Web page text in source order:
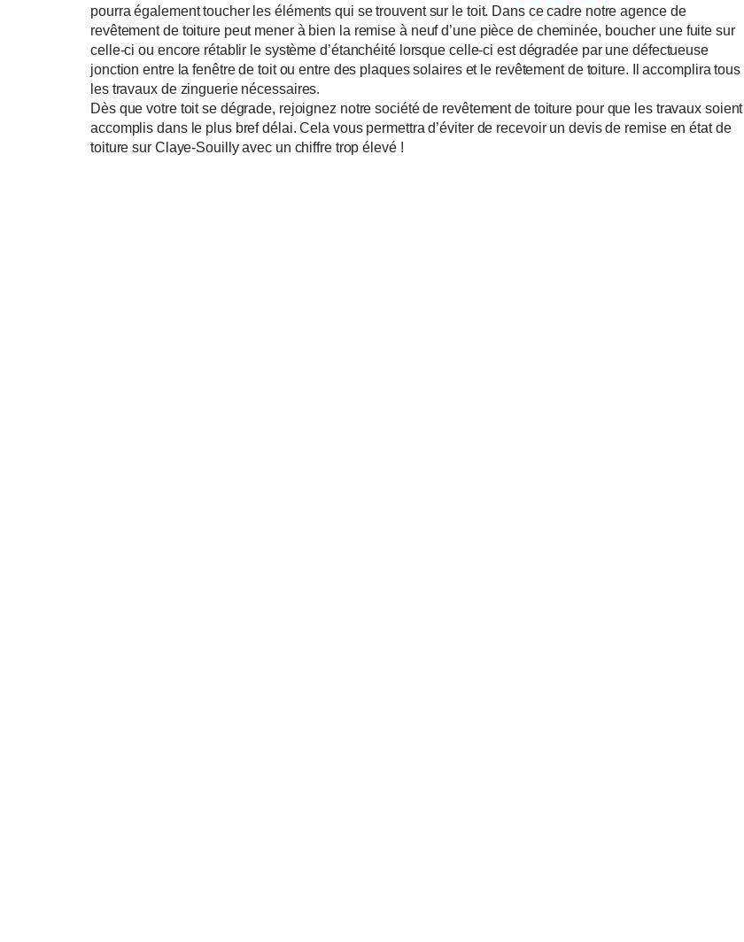
pourra également toucher les éléments qui se trouvent sur le toit. Dans ce cadre notre agence de
revêtement de toiture peut mener à bien la remise à neuf d’une pièce de cheminée, boucher une fuite sur
celle-ci ou encore rétablir le système d’étanchéité lorsque celle-ci est dégradée par une défectueuse
jonction entre la fenêtre de toit ou entre des plaques solaires et le revêtement de toiture. Il accomplira tous
les travaux de zinguerie nécessaires.
Dès que votre toit se dégrade, rejoignez notre société de revêtement de toiture pour que les travaux soient
accomplis dans le plus bref délai. Cela vous permettra d’éviter de recevoir un devis de remise en état de
toiture sur Claye-Souilly avec un chiffre trop élevé !